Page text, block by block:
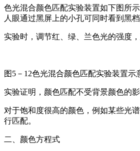
色光混合颜色匹配实验装置如下图所
人眼通过黑屏上的小孔可同时看到黑档
实验时，调节红、绿、兰色光的强度
图5－12色光混合颜色匹配实验装置示
实验证明，颜色匹配不受背景颜色的
对于饱和度很高的颜色，例如某些光
行匹配。
二、颜色方程式